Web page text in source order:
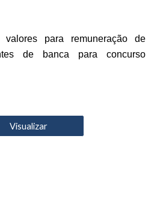
para remuneração de
de banca para concurso
Visualizar